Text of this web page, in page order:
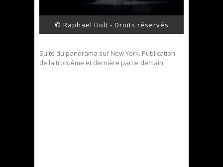
© Raphaël Holt - Droits réservés
Suite du panorama sur New York. Publication
de la troisième et dernière partie demain.